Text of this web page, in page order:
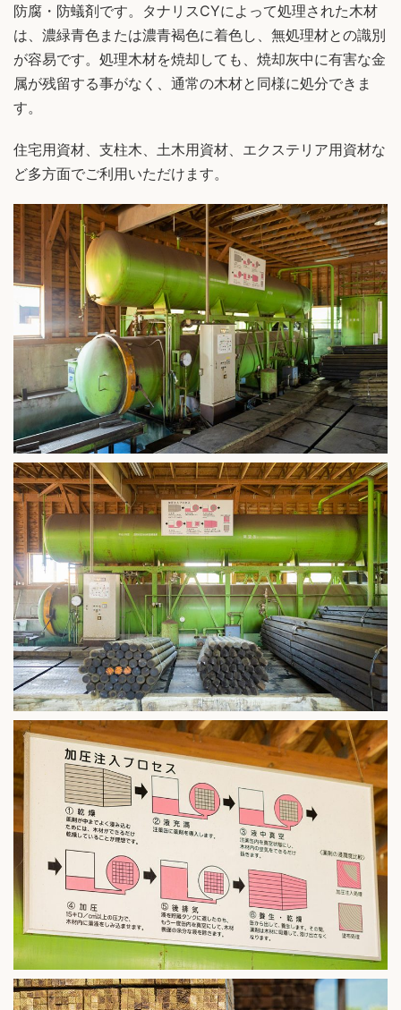
防腐・防蟻剤です。タナリスCYによって処理された木材
は、濃緑青色または濃青褐色に着色し、無処理材との識別
が容易です。処理木材を焼却しても、焼却灰中に有害な金
属が残留する事がなく、通常の木材と同様に処分できま
す。
住宅用資材、支柱木、土木用資材、エクステリア用資材な
ど多方面でご利用いただけます。